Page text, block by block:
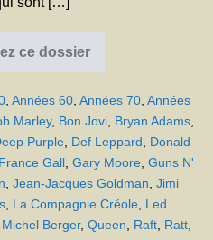
ce dossier
Compréhension
des
, Années 60, Années 70, Années
Marley, Bon Jovi, Bryan Adams,
Purple, Def Leppard, Donald
France Gall, Gary Moore, Guns N'
, Jean-Jacques Goldman, Jimi
, La Compagnie Créole, Led
Michel Berger, Queen, Raft, Ratt,